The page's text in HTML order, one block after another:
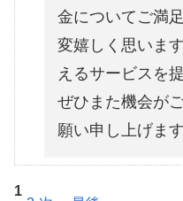
金についてご満
変嬉しく思いま
えるサービスを
ぜひまた機会が
願い申し上げます
1